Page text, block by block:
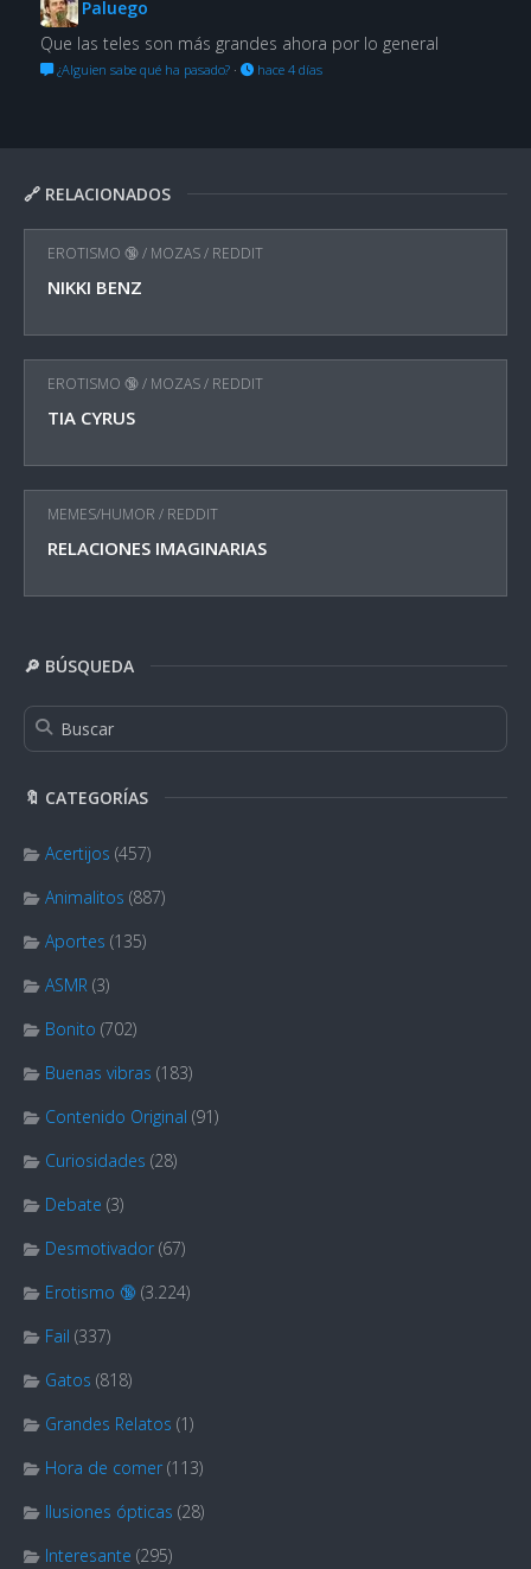
🔗 RELACIONADOS
EROTISMO 🔞/ MOZAS/ REDDIT
NIKKI BENZ
EROTISMO 🔞/ MOZAS/ REDDIT
TIA CYRUS
MEMES/HUMOR / REDDIT
RELACIONES IMAGINARIAS
🔎 BÚSQUEDA
🔖 CATEGORÍAS
Acertijos (457)
Animalitos (887)
Aportes (135)
ASMR (3)
Bonito (702)
Buenas vibras (183)
Contenido Original (91)
Curiosidades (28)
Debate (3)
Desmotivador (67)
Erotismo 🔞 (3.224)
Fail (337)
Gatos (818)
Grandes Relatos (1)
Hora de comer (113)
Ilusiones ópticas (28)
Interesante (295)
Paluego
Que las teles son más grandes ahora por lo general
¿Alguien sabe qué ha pasado?· hace 4 días